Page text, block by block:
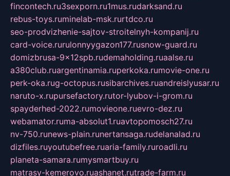
fincontech.ru3sexporn.ru1mus.rudarksand.ru
rebus-toys.ruminelab-msk.rurtdco.ru
seo-prodvizhenie-sajtov-stroitelnyh-kompanij.ru
card-voice.rurulonnyygazon177.rusnow-guard.ru
domizbrusa-9x12spb.rudemaholding.ruaalse.ru
a380club.ruargentinamia.ruperkoka.rumovie-one.ru
perk-oka.rug-octopus.rusibarchives.ruandreislyusar.ru
naruto-x.rupursefactory.rutor-lyubov-i-grom.ru
spayderhed-2022.rumovieone.ruevro-dez.ru
webamator.ruma-absolut1.ruavtopomosch27.ru
nv-750.runews-plain.runertansaga.rudelanalad.ru
dizfiles.ruyoutubefree.ruaria-family.ruroadli.ru
planeta-samara.rumysmartbuy.ru
matrasy-kemerovo.ruashanet.rutrade-farm.ru